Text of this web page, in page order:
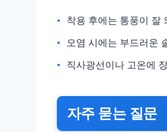
착용 후에는 통풍이 잘
오염 시에는 부드러운
직사광선이나 고온에
자주 묻는 질문